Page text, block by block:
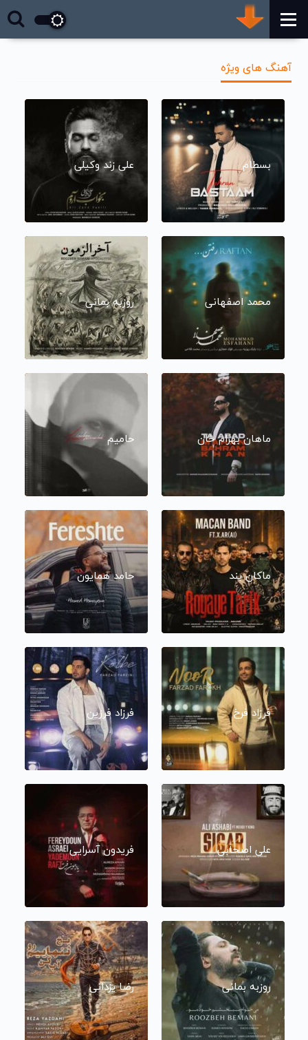
آهنگ های ویژه
بسطام علی زند وکیلی
محمد اصفهانی روزبه بمانی
ماهان بهرام خان حامیم
ماکان بند حامد همایون
فرزاد فرخ فرزاد فرزین
علی اصحابی فریدون آسرایی
روزبه بمانی رضا یزدانی